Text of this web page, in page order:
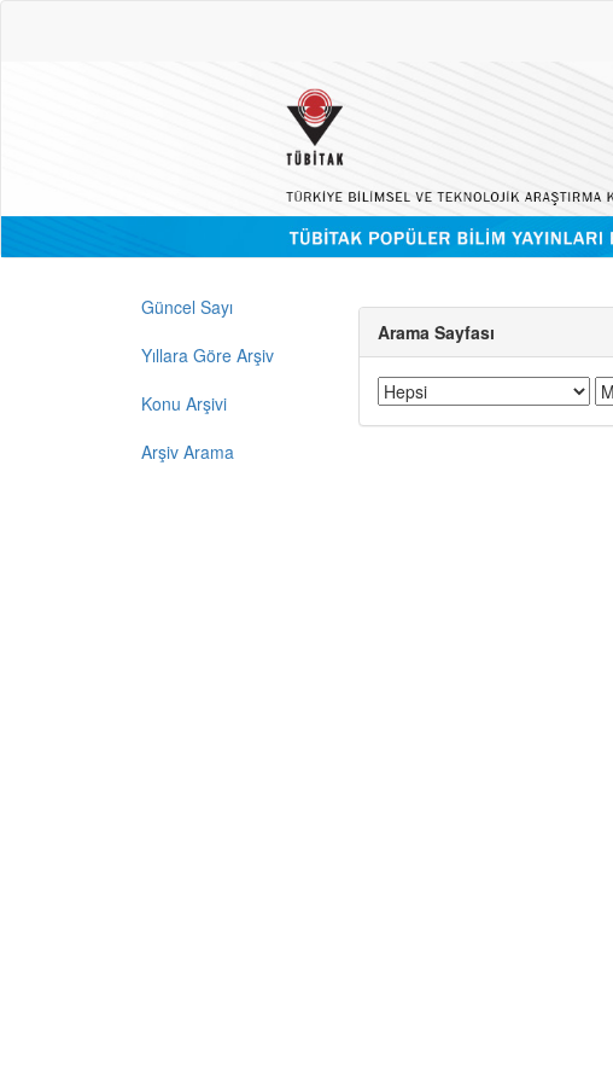
Güncel Sayı
Yıllara Göre Arşiv
Konu Arşivi
Arşiv Arama
Arama Sayfası